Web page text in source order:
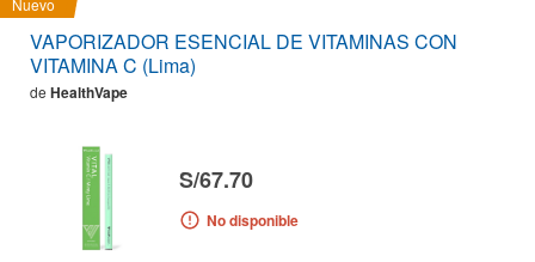
Nuevo
VAPORIZADOR ESENCIAL DE VITAMINAS CON
VITAMINA C (Lima)
de HealthVape
S/67.70
No disponible